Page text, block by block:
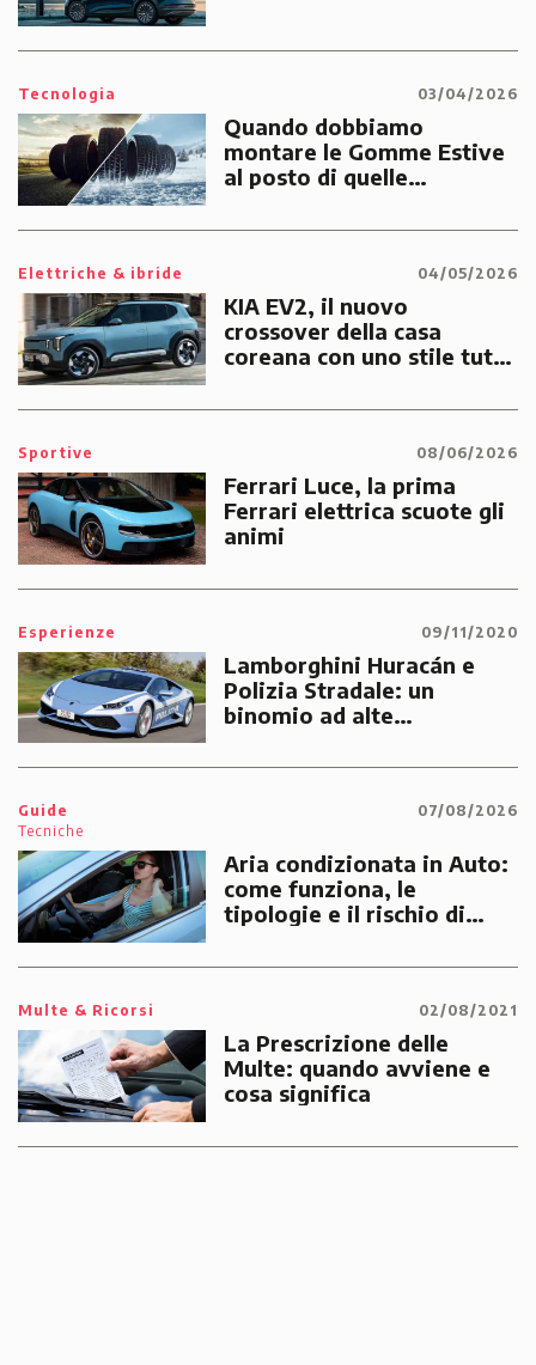
Tecnologia 03/04/2026
Quando dobbiamo
montare le Gomme Estive
al posto di quelle
Elettriche & ibride 04/05/2026
KIA EV2, il nuovo
crossover della casa
coreana con uno stile tutto
Sportive 08/06/2026
Ferrari Luce, la prima
Ferrari elettrica scuote gli
animi
Esperienze 09/11/2020
Lamborghini Huracán e
Polizia Stradale: un
binomio ad alte
emergenze dei cittadini
Guide
Tecniche
07/08/2026
Aria condizionata in Auto:
come funziona, le
tipologie e il rischio di
Multe & Ricorsi 02/08/2021
La Prescrizione delle
Multe: quando avviene e
cosa significa